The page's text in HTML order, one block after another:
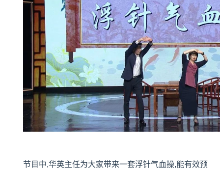
节目中,华英主任为大家带来一套浮针气血操,能有效预